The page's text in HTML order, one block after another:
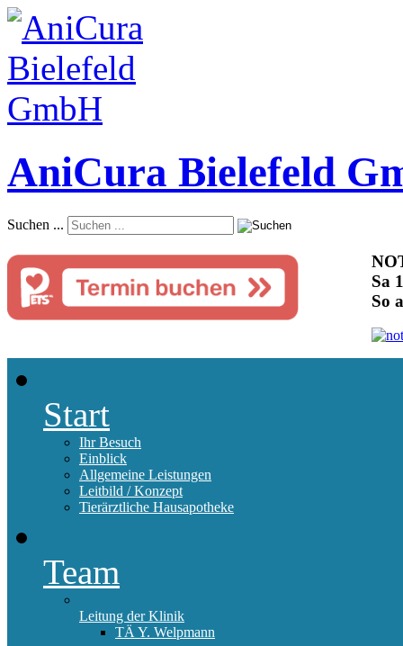
AniCura Bielefeld
Suchen ...
Sa
So
Start
Ihr Besuch
Einblick
Allgemeine Leistungen
Leitbild / Konzept
Tierärztliche Hausapotheke
Team
Leitung der Klinik
TÄ Y. Welpmann